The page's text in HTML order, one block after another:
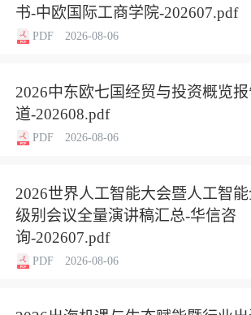
书-中欧国际工商学院-202607.pdf
PDF 2026-08-06
2026中东欧七国经贸与投资概览
道-202608.pdf
PDF 2026-08-06
2026世界人工智能大会暨人工智
级别会议全量演讲稿汇总-华信咨
询-202607.pdf
PDF 2026-08-06